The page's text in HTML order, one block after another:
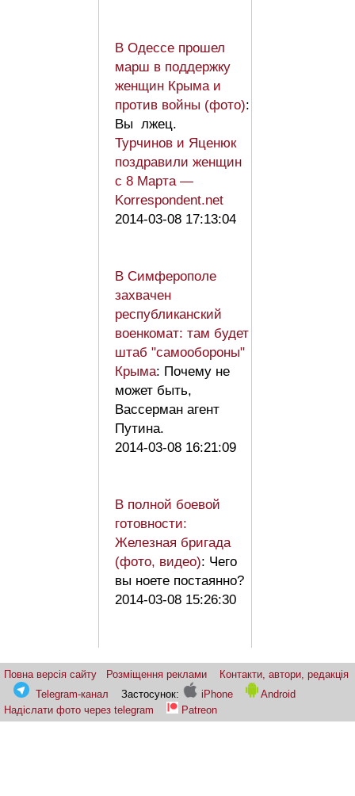
В Одессе прошел
марш в поддержку
женщин Крыма и
против войны (фото):
Вы лжец.
Турчинов и Яценюк
поздравили женщин
с 8 Марта —
Korrespondent.net
2014-03-08 17:13:04
В Симферополе
захвачен
республиканский
военкомат: там будет
штаб "самообороны"
Крыма: Почему не
может быть,
Вассерман агент
Путина.
2014-03-08 16:21:09
В полной боевой
готовности:
Железная бригада
(фото, видео): Чего
вы ноете постаянно?
2014-03-08 15:26:30
Повна версія сайту Розміщення реклами
Контакти, автори, редакція
Telegram-канал
Застосунок: iPhone
Android
Надіслати фото через telegram
Patreon